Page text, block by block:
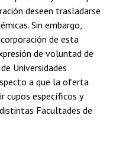
deseen trasladarse
Sin embargo,
de esta
de voluntad de
Universidades
a que la oferta
cupos específicos y
Facultades de